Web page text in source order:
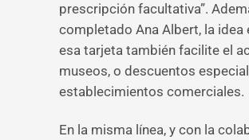
prescripción facultativa”.
completado Ana Albert, la idea
esa tarjeta también facilite el
museos, o descuentos
establecimientos comerciales.
En la misma línea, y con la